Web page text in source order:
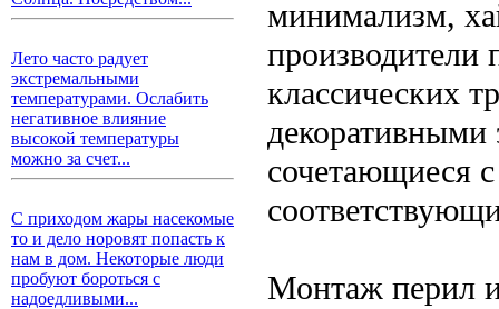
Лето часто радует
экстремальными
температурами. Ослабить
негативное влияние
высокой температуры
можно за счет...
С приходом жары насекомые
то и дело норовят попасть к
нам в дом. Некоторые люди
пробуют бороться с
надоедливыми...
минимализм,
производители
классических
декоративными
сочетающиеся
Монтаж перил